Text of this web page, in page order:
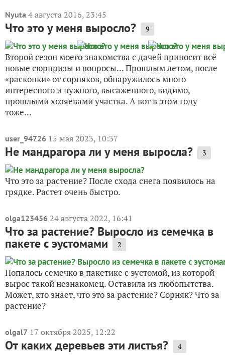
Nyuta 4 августа 2016, 23:45
Что это у меня выросло? 9
Второй сезон моего знакомства с дачей приносит всё
новые сюрпризы и вопросы... Прошлым летом, после
«раскопки» от сорняков, обнаружилось много
интересного и нужного, высаженного, видимо,
прошлыми хозяевами участка. А вот в этом году
тоже...
user_94726 15 мая 2023, 10:37
Не мандрагора ли у меня выросла? 3
Что это за растение? После схода снега появилось на
грядке. Растет очень быстро.
olga123456 24 августа 2022, 16:41
Что за растение? Выросло из семечка в
пакете с эустомами 2
Попалось семечко в пакетике с эустомой, из которой
вырос такой незнакомец. Оставила из любопытства.
Может, кто знает, что это за растение? Сорняк? Что за
растение?
olgal7 17 октября 2025, 12:22
От каких деревьев эти листья? 4